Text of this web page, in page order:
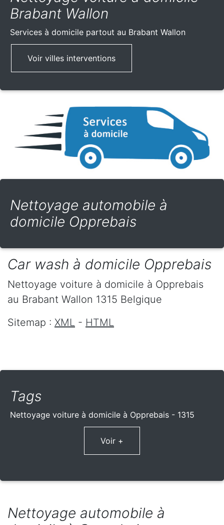
Brabant Wallon
Services à domicile partout au Brabant Wallon
Voir villes interventions
Nettoyage automobile à
domicile Opprebais
Car wash à domicile Opprebais
Nettoyage voiture à domicile à Opprebais
au Brabant Wallon 1315 Belgique
Sitemap : XML - HTML
Tags
Nettoyage voiture à domicile à Opprebais - 1315
Voir +
Nettoyage automobile à